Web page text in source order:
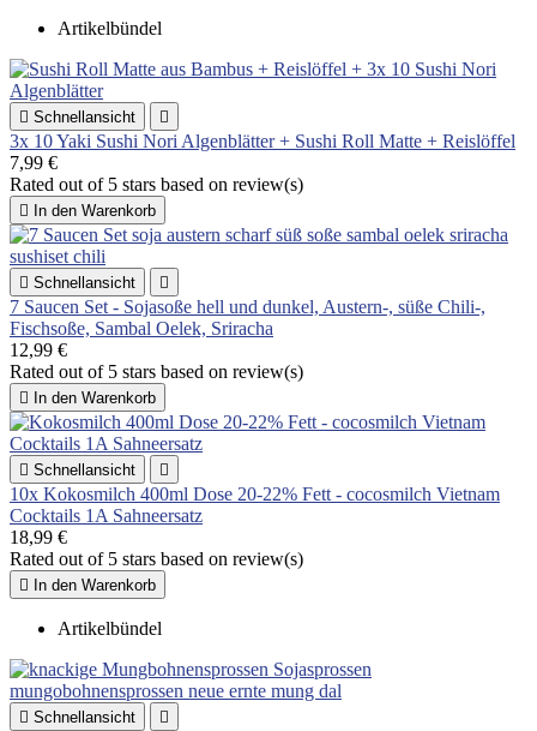
Artikelbündel
 Schnellansicht 
3x 10 Yaki Sushi Nori Algenblätter + Sushi Roll Matte + Reislöffel
7,99 €
Rated out of 5 stars based on review(s)
 In den Warenkorb
 Schnellansicht 
7 Saucen Set - Sojasoße hell und dunkel, Austern-, süße Chili-,
Fischsoße, Sambal Oelek, Sriracha
12,99 €
Rated out of 5 stars based on review(s)
 In den Warenkorb
 Schnellansicht 
10x Kokosmilch 400ml Dose 20-22% Fett - cocosmilch Vietnam
Cocktails 1A Sahneersatz
18,99 €
Rated out of 5 stars based on review(s)
 In den Warenkorb
Artikelbündel
 Schnellansicht 